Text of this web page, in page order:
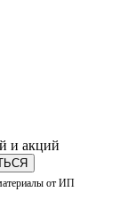
и акций
от ИП